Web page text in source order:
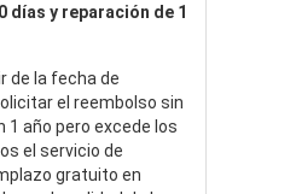
días y reparación de 1
de la fecha de
el reembolso sin
1 año pero excede los
el servicio de
gratuito en